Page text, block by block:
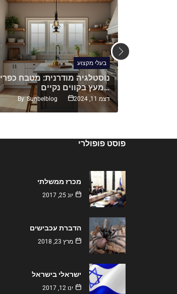
בעלי מקצוע
נוסטלגיה מודרנית: מטבח כפרי
מעץ בקווים נקיים…
By Sunbelblog דצמ 11, 2024
פוסט פופולרי
מכרז ממשלתי
יונ 25, 2017
הדברת עכבישים
מרץ 23, 2018
ישראלי בישראל
ינו 12, 2017